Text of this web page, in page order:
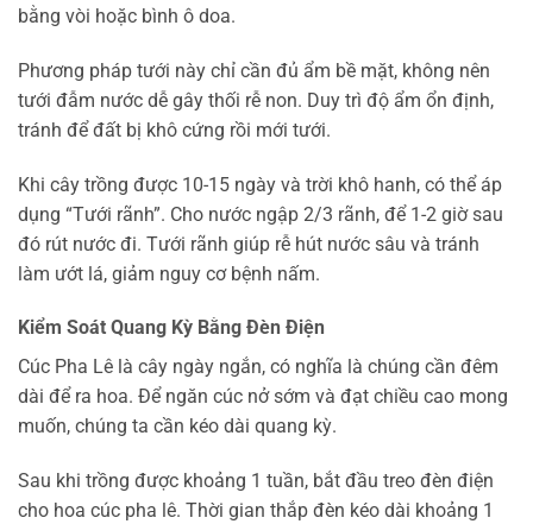
bằng vòi hoặc bình ô doa.
Phương pháp tưới này chỉ cần đủ ẩm bề mặt, không nên
tưới đẫm nước dễ gây thối rễ non. Duy trì độ ẩm ổn định,
tránh để đất bị khô cứng rồi mới tưới.
Khi cây trồng được 10-15 ngày và trời khô hanh, có thể áp
dụng “Tưới rãnh”. Cho nước ngập 2/3 rãnh, để 1-2 giờ sau
đó rút nước đi. Tưới rãnh giúp rễ hút nước sâu và tránh
làm ướt lá, giảm nguy cơ bệnh nấm.
Kiểm Soát Quang Kỳ Bằng Đèn Điện
Cúc Pha Lê là cây ngày ngắn, có nghĩa là chúng cần đêm
dài để ra hoa. Để ngăn cúc nở sớm và đạt chiều cao mong
muốn, chúng ta cần kéo dài quang kỳ.
Sau khi trồng được khoảng 1 tuần, bắt đầu treo đèn điện
cho hoa cúc pha lê. Thời gian thắp đèn kéo dài khoảng 1